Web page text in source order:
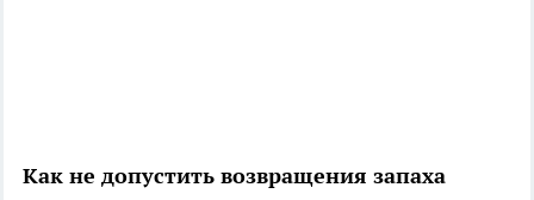
Как не допустить возвращения запаха